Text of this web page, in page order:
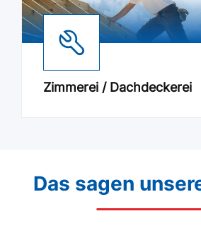
Zimmerei / Dachdeckerei
Das sagen